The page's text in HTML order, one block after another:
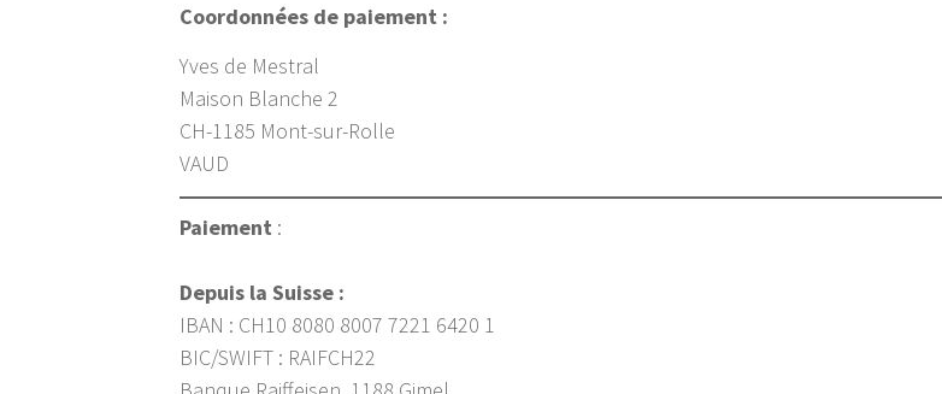
Coordonnées de paiement :
Yves de Mestral
Maison Blanche 2
CH-1185 Mont-sur-Rolle
VAUD
Paiement :
Depuis la Suisse :
IBAN : CH10 8080 8007 7221 6420 1
BIC/SWIFT : RAIFCH22